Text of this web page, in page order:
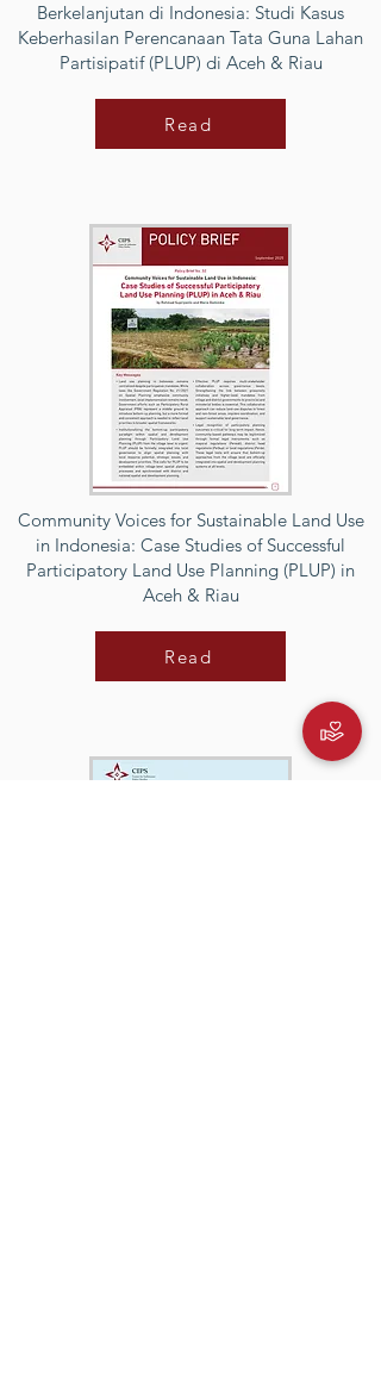
Berkelanjutan di Indonesia: Studi Kasus
Keberhasilan Perencanaan Tata Guna Lahan
Partisipatif (PLUP) di Aceh & Riau
Read
Community Voices for Sustainable Land Use
in Indonesia: Case Studies of Successful
Participatory Land Use Planning (PLUP) in
Aceh & Riau
Read